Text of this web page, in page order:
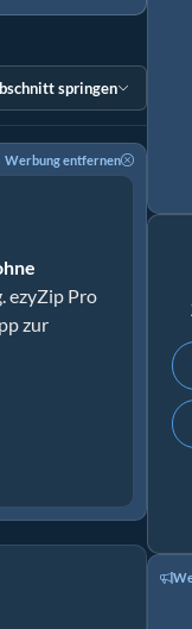
springen
Werbung entfernen
ezyZip Pro
zur